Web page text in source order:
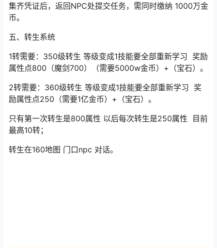
集齐凭证后，返回NPC处提交任务，需同时缴纳 1000万金
币。
五、 转生系统
1转需要：350级转生 等级变成1技能要全部重新学习 奖励
属性点800（魔剑700）（需要5000w金币）+（宝石）。
2转需要：360级转生 等级变成1技能要全部重新学习 奖
励属性点250（需要1亿金币）+（宝石）。
只有第一次转生是800属性 以后每次转生是250属性 目前
最高10转；
转生在160地图 门口npc 对话。